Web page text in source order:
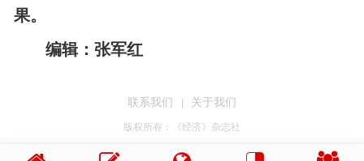
果。
编辑：张军红
联系我们 关于我们
版权所有：《经济》杂志社